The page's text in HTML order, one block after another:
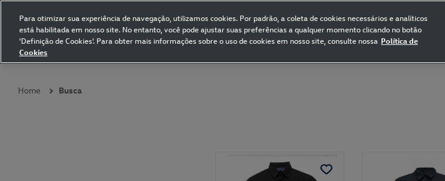
Volkswagen Collection
Coleções
Home Busca
Para otimizar sua experiência de navegação, utilizamos cookies. Por padrão, a coleta de cookies necessários e analíticos
está habilitada em nosso site. No entanto, você pode ajustar suas preferências a qualquer momento clicando no botão
'Definição de Cookies'. Para obter mais informações sobre o uso de cookies em nosso site, consulte nossa Política de
Cookies